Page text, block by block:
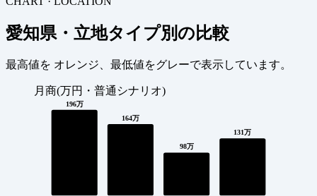
愛知県・立地タイプ別の比較
最高値を オレンジ、最低値をグレーで表示しています。
月商(万円・普通シナリオ)
196万
164万
98万
131万